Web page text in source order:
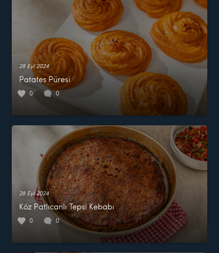
28 Eyl 2024
Patates Püresi
0 0
28 Eyl 2024
Köz Patlıcanlı Tepsi Kebabı
0 0